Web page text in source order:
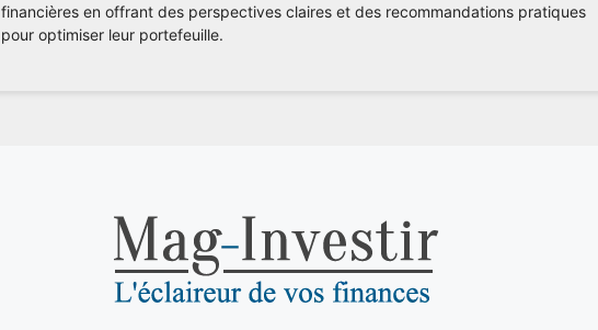
financières en offrant des perspectives claires et des recommandations pratiques
pour optimiser leur portefeuille.